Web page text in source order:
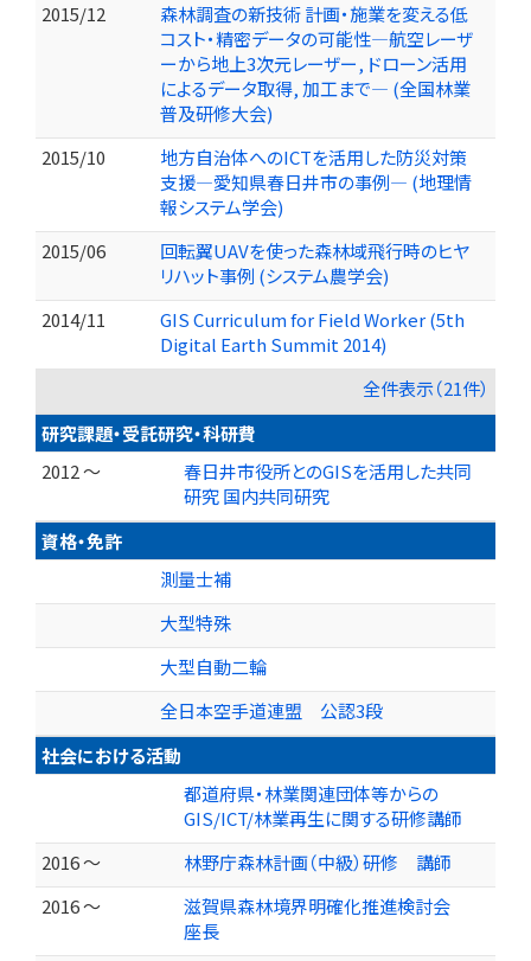
2015/12
森林調査の新技術 計画・施業を変える低
コスト・精密データの可能性―航空レーザ
ーから地上3次元レーザー, ドローン活用
によるデータ取得, 加工まで― (全国林業
普及研修大会)
2015/10
地方自治体へのICTを活用した防災対策
支援―愛知県春日井市の事例― (地理情
報システム学会)
2015/06
回転翼UAVを使った森林域飛行時のヒヤ
リハット事例 (システム農学会)
2014/11
GIS Curriculum for Field Worker (5th
Digital Earth Summit 2014)
全件表示（21件）
研究課題・受託研究・科研費
2012 ～
春日井市役所とのGISを活用した共同
研究 国内共同研究
資格・免許
測量士補
大型特殊
大型自動二輪
全日本空手道連盟 公認3段
社会における活動
都道府県・林業関連団体等からの
GIS/ICT/林業再生に関する研修講師
2016 ～
林野庁森林計画（中級）研修 講師
2016 ～
滋賀県森林境界明確化推進検討会
座長